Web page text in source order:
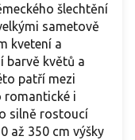
šlechtění
sametově
kvetení a
barvě květů a
patří mezi
romantické i
silně rostoucí
až 350 cm výšky